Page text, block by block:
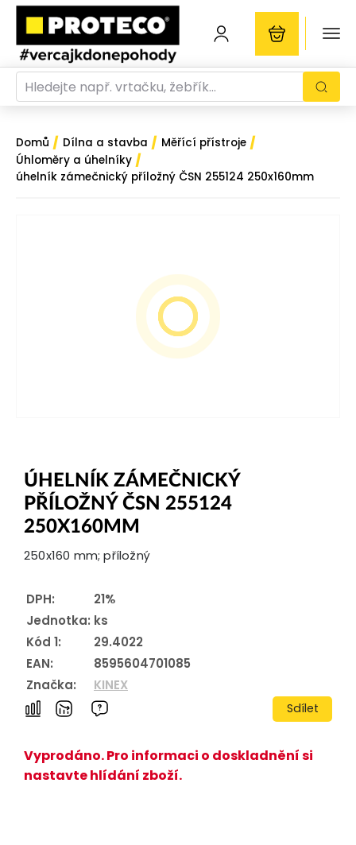
Domů / Dílna a stavba / Měřící přístroje /
Úhloměry a úhelníky /
úhelník zámečnický příložný ČSN 255124 250x160mm
ÚHELNÍK ZÁMEČNICKÝ
PŘÍLOŽNÝ ČSN 255124
250X160MM
250x160 mm; příložný
DPH:
21%
Jednotka: ks
Kód 1:
29.4022
EAN:
8595604701085
Značka:
KINEX
Sdílet
Vyprodáno. Pro informaci o doskladnění si
nastavte hlídání zboží.